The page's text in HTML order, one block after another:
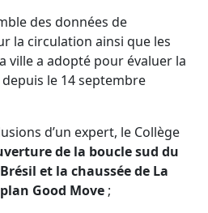
des données de
la circulation ainsi que les
ville a adopté pour évaluer la
le 14 septembre
d’un expert, le Collège
de la boucle sud du
et la chaussée de La
Good Move ;